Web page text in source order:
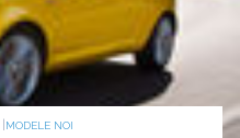
MODELE NOI